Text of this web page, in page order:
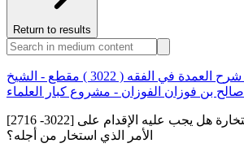
Return to results
سؤال وجواب من شرح العمدة في الفقه ( 3022 ) مقطع - الشيخ
صالح بن فوزان الفوزان - مشروع كبار العلماء
[2716 -3022] من صلى صلاة الاستخارة هل يجب عليه الإقدام على
الأمر الذي استخار من أجله؟